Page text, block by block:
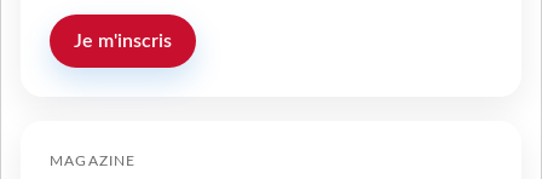
Je m'inscris
MAGAZINE